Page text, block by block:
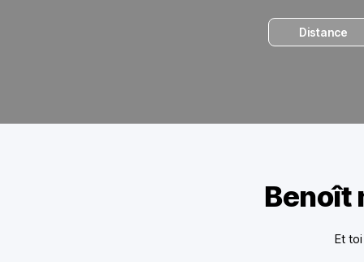
Distance
Benoît
Et